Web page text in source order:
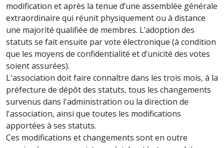
modification et après la tenue d’une assemblée générale
extraordinaire qui réunit physiquement ou à distance
une majorité qualifiée de membres. L’adoption des
statuts se fait ensuite par vote électronique (à condition
que les moyens de confidentialité et d’unicité des votes
soient assurées).
L'association doit faire connaître dans les trois mois, à la
préfecture de dépôt des statuts, tous les changements
survenus dans l'administration ou la direction de
l'association, ainsi que toutes les modifications
apportées à ses statuts.
Ces modifications et changements sont en outre